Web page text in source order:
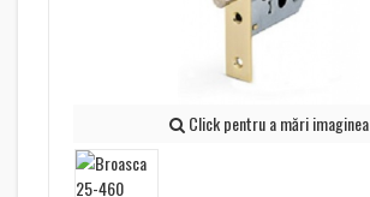
Click pentru a mări imaginea